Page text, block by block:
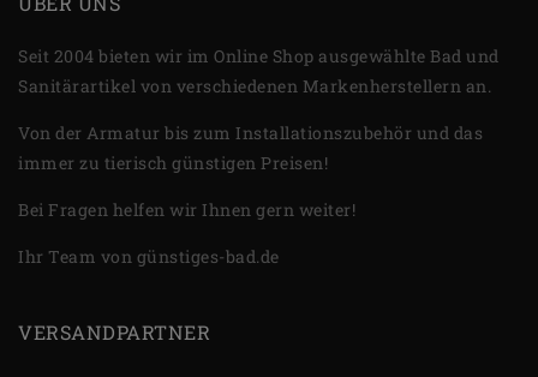
Seit 2004 bieten wir im Online Shop ausgewählte Bad und
Sanitärartikel von verschiedenen Markenherstellern an.
Von der Armatur bis zum Installationszubehör und das
immer zu tierisch günstigen Preisen!
Bei Fragen helfen wir Ihnen gern weiter!
Ihr Team von günstiges-bad.de
VERSANDPARTNER